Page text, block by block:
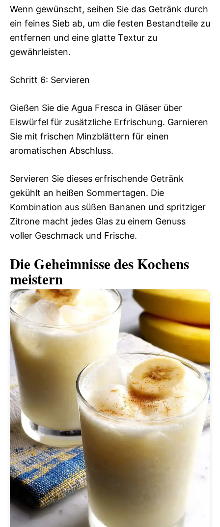
Wenn gewünscht, seihen Sie das Getränk durch
ein feines Sieb ab, um die festen Bestandteile zu
entfernen und eine glatte Textur zu
gewährleisten.
Schritt 6: Servieren
Gießen Sie die Agua Fresca in Gläser über
Eiswürfel für zusätzliche Erfrischung. Garnieren
Sie mit frischen Minzblättern für einen
aromatischen Abschluss.
Servieren Sie dieses erfrischende Getränk
gekühlt an heißen Sommertagen. Die
Kombination aus süßen Bananen und spritziger
Zitrone macht jedes Glas zu einem Genuss
voller Geschmack und Frische.
Die Geheimnisse des Kochens
meistern